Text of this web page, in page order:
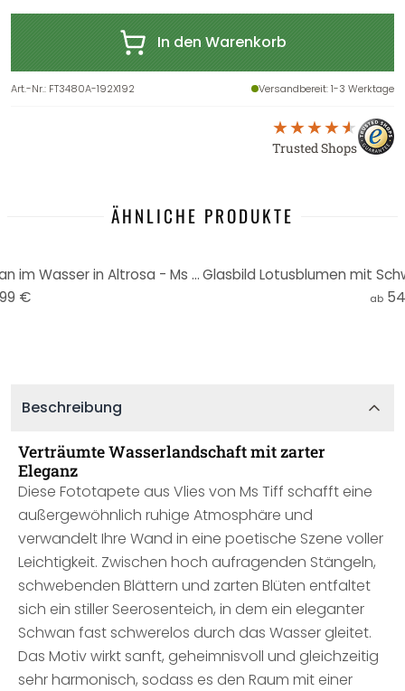
In den Warenkorb
Art.-Nr.: FT3480A-192X192 Versandbereit: 1-3 Werktage
Trusted Shops
ÄHNLICHE PRODUKTE
Poster Lotusblumen mit Schwan im Wasser in Altrosa - Ms Tiff - Rund
€
ab
Beschreibung
Verträumte Wasserlandschaft mit zarter
Eleganz
Diese Fototapete aus Vlies von Ms Tiff schafft eine
außergewöhnlich ruhige Atmosphäre und
verwandelt Ihre Wand in eine poetische Szene voller
Leichtigkeit. Zwischen hoch aufragenden Stängeln,
schwebenden Blättern und zarten Blüten entfaltet
sich ein stiller Seerosenteich, in dem ein eleganter
Schwan fast schwerelos durch das Wasser gleitet.
Das Motiv wirkt sanft, geheimnisvoll und gleichzeitig
sehr harmonisch, sodass es den Raum mit einer